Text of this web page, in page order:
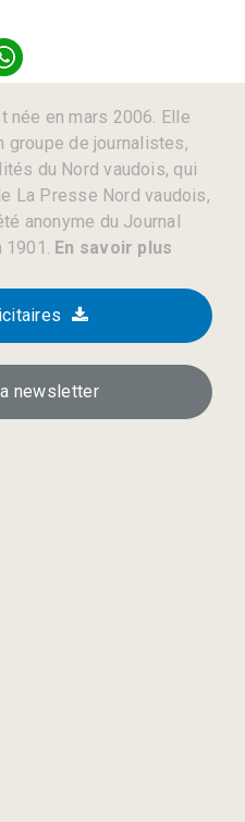
née en mars 2006. Elle
groupe de journalistes,
du Nord vaudois, qui
La Presse Nord vaudois,
anonyme du Journal
1901. En savoir plus
newsletter